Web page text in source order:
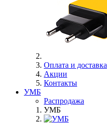
Оплата и доставка
Акции
Контакты
УМБ
Распродажа
УМБ